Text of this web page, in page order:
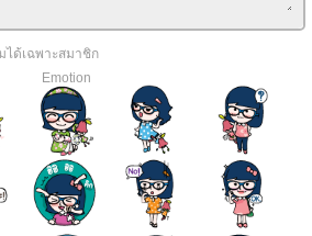
ได้เฉพาะสมาชิก
Emotion